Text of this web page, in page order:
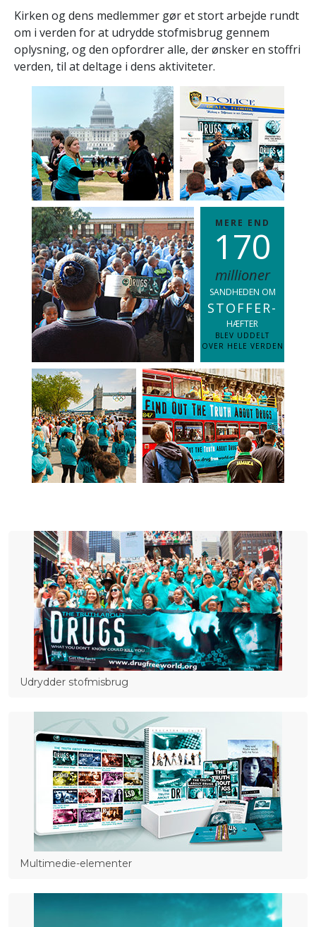
Kirken og dens medlemmer gør et stort arbejde rundt
om i verden for at udrydde stofmisbrug gennem
oplysning, og den opfordrer alle, der ønsker en stoffri
verden, til at deltage i dens aktiviteter.
MERE END
170
millioner
SANDHEDEN OM
STOFFER-
HÆFTER
BLEV UDDELT
OVER HELE VERDEN
Udrydder stofmisbrug
Multimedie-elementer